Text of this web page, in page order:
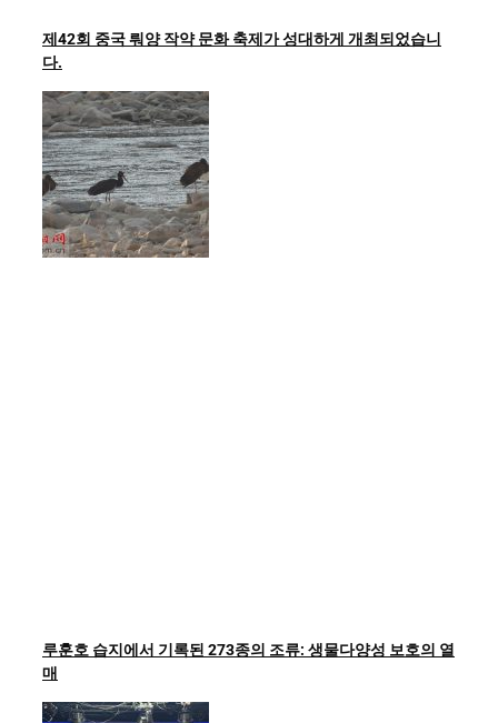
제42회 중국 뤄양 작약 문화 축제가 성대하게 개최되었습니
다.
루훈호 습지에서 기록된 273종의 조류: 생물다양성 보호의 열
매